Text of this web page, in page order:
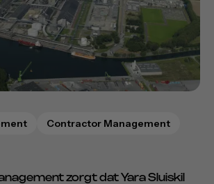
Contractor Management
zorgt dat Yara Sluiskil